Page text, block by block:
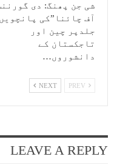
شی جن پھنگ: دی
آف چائنا”کی پانچویں
جلدپر چین اور
تاجکستان کے
دانشوروں…
NEXT
LEAVE A REPLY